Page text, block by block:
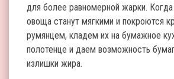
для более равномерной жарки. Когда
овоща станут мягкими и покроются
румянцем, кладем их на бумажное
полотенце и даем возможность
излишки жира.